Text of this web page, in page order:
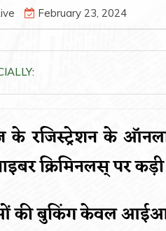
February 23, 2024
के रजिस्ट्रेशन के
क्रिमिनलस् पर कड़ी
की बुकिंग केवल